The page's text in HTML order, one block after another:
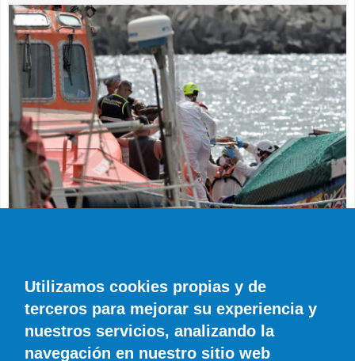
Hierro
EFE 0 COMENTARIOS
Utilizamos cookies propias y de
terceros para mejorar su experiencia y
nuestros servicios, analizando la
navegación en nuestro sitio web